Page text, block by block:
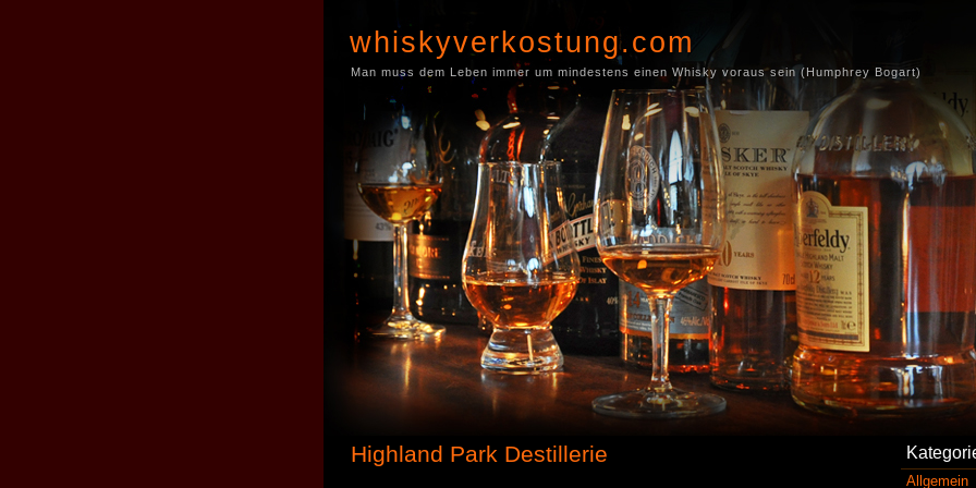
whiskyverkostung.com
Man muss dem Leben immer um mindestens einen Whisky voraus sein (Humphrey Bogart)
Highland Park Destillerie
Allgemein